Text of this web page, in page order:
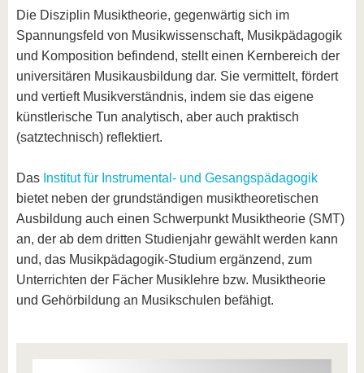
Die Disziplin Musiktheorie, gegenwärtig sich im
Spannungsfeld von Musikwissenschaft, Musikpädagogik
und Komposition befindend, stellt einen Kernbereich der
universitären Musikausbildung dar. Sie vermittelt, fördert
und vertieft Musikverständnis, indem sie das eigene
künstlerische Tun analytisch, aber auch praktisch
(satztechnisch) reflektiert.
Das Institut für Instrumental- und Gesangspädagogik
bietet neben der grundständigen musiktheoretischen
Ausbildung auch einen Schwerpunkt Musiktheorie (SMT)
an, der ab dem dritten Studienjahr gewählt werden kann
und, das Musikpädagogik-Studium ergänzend, zum
Unterrichten der Fächer Musiklehre bzw. Musiktheorie
und Gehörbildung an Musikschulen befähigt.